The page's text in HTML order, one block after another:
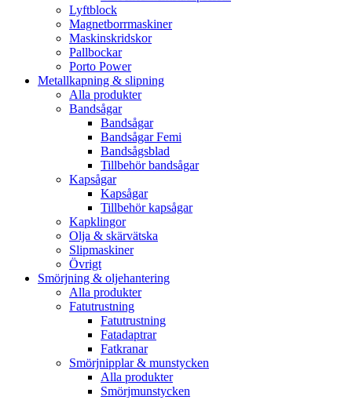
Lyftblock
Magnetborrmaskiner
Maskinskridskor
Pallbockar
Porto Power
Metallkapning & slipning
Alla produkter
Bandsågar
Bandsågar
Bandsågar Femi
Bandsågsblad
Tillbehör bandsågar
Kapsågar
Kapsågar
Tillbehör kapsågar
Kapklingor
Olja & skärvätska
Slipmaskiner
Övrigt
Smörjning & oljehantering
Alla produkter
Fatutrustning
Fatutrustning
Fatadaptrar
Fatkranar
Smörjnipplar & munstycken
Alla produkter
Smörjmunstycken